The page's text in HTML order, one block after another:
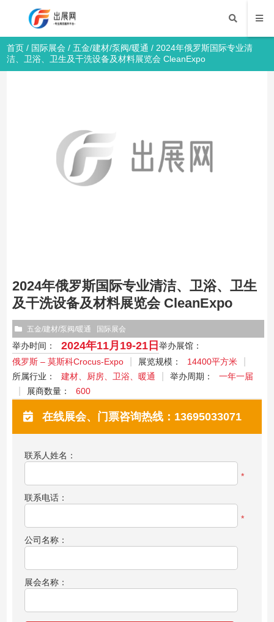
首页 / 国际展会 /五金/建材/泵阀/暖通 / 2024年俄罗斯国际专业清
洁、卫浴、卫生及干洗设备及材料展览会 CleanExpo
2024年俄罗斯国际专业清洁、卫浴、卫生
及干洗设备及材料展览会 CleanExpo
五金/建材/泵阀/暖通 国际展会
举办时间： 2024年11月19-21日 举办展馆：
俄罗斯 – 莫斯科Crocus-Expo
展览规模：
14400平方米
所属行业：
建材、厨房、卫浴、暖通 举办周期：
一年一届
展商数量：
600
在线展会、门票咨询热线：13695033071
联系人姓名：
*
联系电话：
*
公司名称：
展会名称：